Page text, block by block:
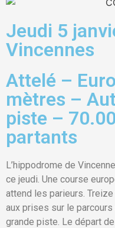
Jeudi 5
Vincennes
Attelé –
mètres –
piste –
partants
L’hippodrome de
ce jeudi. Une course
attend les parieurs.
aux prises sur le
grande piste. Le départ